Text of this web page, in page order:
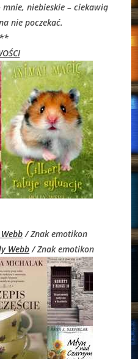
niebieskie – ciekawią
nie poczekać.
/ Znak emotikon
Webb / Znak emotikon